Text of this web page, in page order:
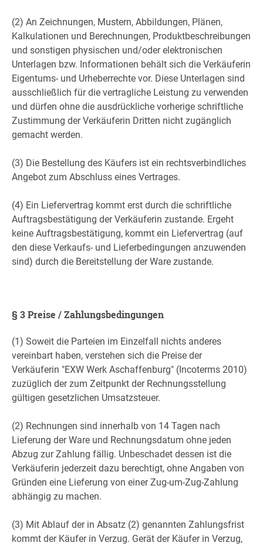
(2) An Zeichnungen, Mustern, Abbildungen, Plänen,
Kalkulationen und Berechnungen, Produktbeschreibungen
und sonstigen physischen und/oder elektronischen
Unterlagen bzw. Informationen behält sich die Verkäuferin
Eigentums- und Urheberrechte vor. Diese Unterlagen sind
ausschließlich für die vertragliche Leistung zu verwenden
und dürfen ohne die ausdrückliche vorherige schriftliche
Zustimmung der Verkäuferin Dritten nicht zugänglich
gemacht werden.
(3) Die Bestellung des Käufers ist ein rechtsverbindliches
Angebot zum Abschluss eines Vertrages.
(4) Ein Liefervertrag kommt erst durch die schriftliche
Auftragsbestätigung der Verkäuferin zustande. Ergeht
keine Auftragsbestätigung, kommt ein Liefervertrag (auf
den diese Verkaufs- und Lieferbedingungen anzuwenden
sind) durch die Bereitstellung der Ware zustande.
§ 3 Preise / Zahlungsbedingungen
(1) Soweit die Parteien im Einzelfall nichts anderes
vereinbart haben, verstehen sich die Preise der
Verkäuferin "EXW Werk Aschaffenburg" (Incoterms 2010)
zuzüglich der zum Zeitpunkt der Rechnungsstellung
gültigen gesetzlichen Umsatzsteuer.
(2) Rechnungen sind innerhalb von 14 Tagen nach
Lieferung der Ware und Rechnungsdatum ohne jeden
Abzug zur Zahlung fällig. Unbeschadet dessen ist die
Verkäuferin jederzeit dazu berechtigt, ohne Angaben von
Gründen eine Lieferung von einer Zug-um-Zug-Zahlung
abhängig zu machen.
(3) Mit Ablauf der in Absatz (2) genannten Zahlungsfrist
kommt der Käufer in Verzug. Gerät der Käufer in Verzug,